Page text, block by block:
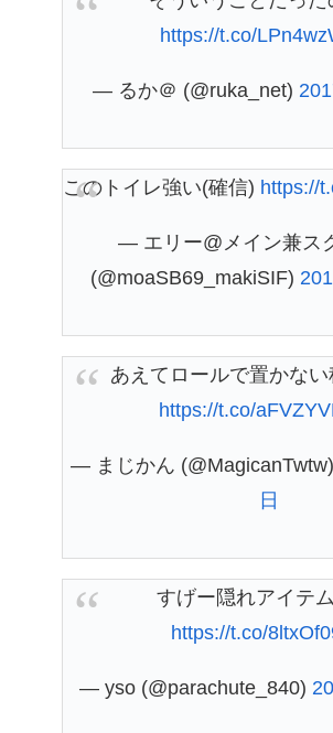
https://t.co/
— るか＠ (@ruka_net)
このトイレ強い(確信) https://
— エリー@メイン兼ス
(@moaSB69_makiSIF)
あえてロールで置かな
https://t.co/
— まじかん (@MagicanTwtw)
日
すげー隠れアイテ
https://t.co/
— yso (@parachute_840)